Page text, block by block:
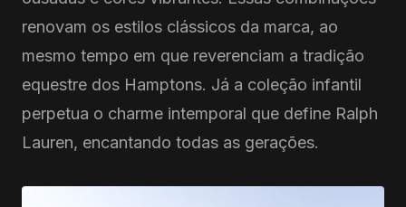
renovam os estilos clássicos da marca, ao
mesmo tempo em que reverenciam a tradição
equestre dos Hamptons. Já a coleção infantil
perpetua o charme intemporal que define Ralph
Lauren, encantando todas as gerações.